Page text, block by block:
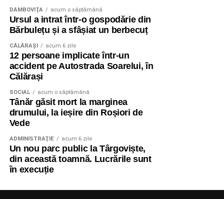
DÂMBOVIŢA acum o săptămână
Ursul a intrat într-o gospodărie din
Bărbulețu și a sfâșiat un berbecuț
CĂLĂRAŞI acum 6 zile
12 persoane implicate într-un
accident pe Autostrada Soarelui, în
Călărași
SOCIAL acum o săptămână
Tânăr găsit mort la marginea
drumului, la ieșire din Roșiori de
Vede
ADMINISTRAŢIE acum 6 zile
Un nou parc public la Târgoviște,
din această toamnă. Lucrările sunt
în execuție